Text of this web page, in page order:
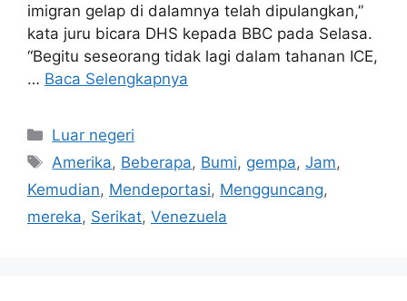
imigran gelap di dalamnya telah dipulangkan,”
kata juru bicara DHS kepada BBC pada Selasa.
“Begitu seseorang tidak lagi dalam tahanan ICE,
… Baca Selengkapnya
Kategori
Luar negeri
Tag
Amerika, Beberapa, Bumi, gempa,Jam,
Kemudian, Mendeportasi, Mengguncang,
mereka, Serikat, Venezuela